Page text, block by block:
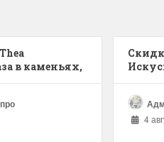
в каменьях,
4